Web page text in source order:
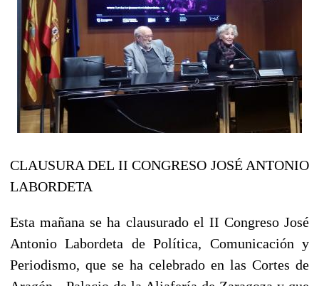
CLAUSURA DEL II CONGRESO JOSÉ ANTONIO
LABORDETA
Esta mañana se ha clausurado el II Congreso José
Antonio Labordeta de Política, Comunicación y
Periodismo, que se ha celebrado en las Cortes de